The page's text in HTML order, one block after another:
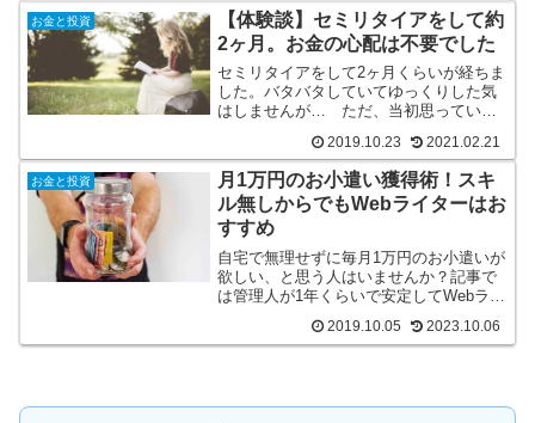
お金と投資
【体験談】セミリタイアをして約
2ヶ月。お金の心配は不要でした
セミリタイアをして2ヶ月くらいが経ちま
した。バタバタしていてゆっくりした気
はしませんが… ただ、当初思っていた
な、と感じたので記事にしました。お金
の問題をどうするかは収入の複線化がキ
ーワードです。
2019.10.23 2021.02.21
お金と投資
月1万円のお小遣い獲得術！スキ
ル無しからでもWebライターはお
すすめ
自宅で無理せずに毎月1万円のお小遣いが
欲しい、と思う人はいませんか？記事で
は管理人が1年くらいで安定してWebライ
で、実例をもとに紹介をしていきます。
大きな額ではありませんが、興味のある
2019.10.05 2023.10.06